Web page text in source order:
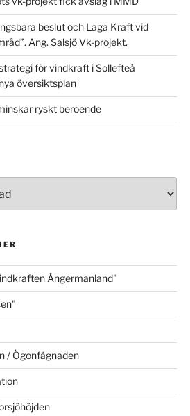
beslut och Laga Kraft vid
Ang. Salsjö Vk-projekt.
för vindkraft i Sollefteå
översiktsplan
ryskt beroende
Ångermanland"
/ Ögonfägnaden